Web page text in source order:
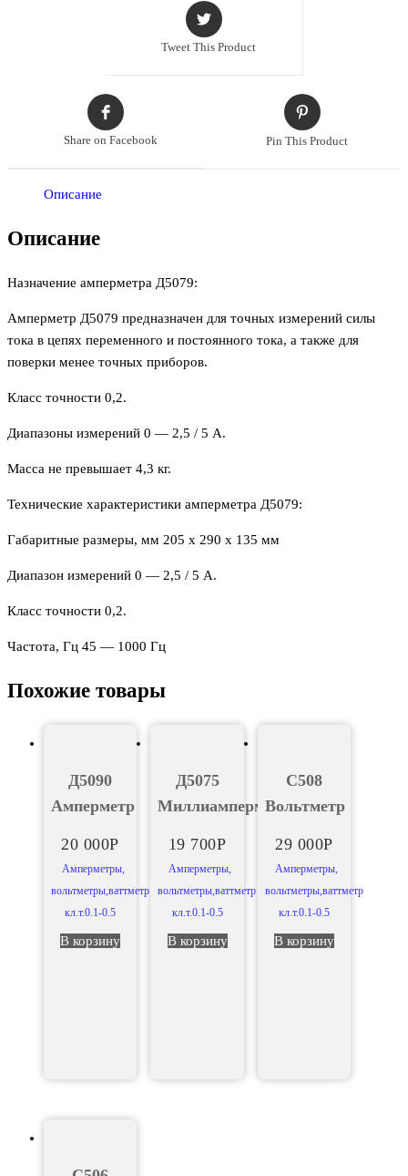
Tweet This Product
Share on Facebook Pin This Product
Описание
Описание
Назначение амперметра Д5079:
Амперметр Д5079 предназначен для точных измерений силы
тока в цепях переменного и постоянного тока, а также для
поверки менее точных приборов.
Класс точности 0,2.
Диапазоны измерений 0 — 2,5 / 5 А.
Масса не превышает 4,3 кг.
Технические характеристики амперметра Д5079:
Габаритные размеры, мм 205 х 290 х 135 мм
Диапазон измерений 0 — 2,5 / 5 А.
Класс точности 0,2.
Частота, Гц 45 — 1000 Гц
Похожие товары
Д5090
Амперметр
20 000Р
Амперметры,
вольтметры,ваттметр
кл.т.0.1-0.5
В корзину
Д5075
Миллиамперметр
19 700Р
Амперметры,
вольтметры,ваттметр
кл.т.0.1-0.5
В корзину
С508
Вольтметр
29 000Р
Амперметры,
вольтметры,ваттметр
кл.т.0.1-0.5
В корзину